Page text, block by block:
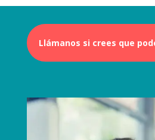
Llámanos si crees que